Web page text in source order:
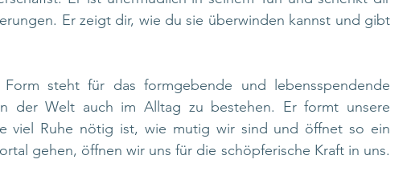
Er zeigt dir, wie du sie überwinden kannst und gibt
steht für das formgebende und lebensspendende
der Welt auch im Alltag zu bestehen. Er formt unsere
viel Ruhe nötig ist, wie mutig wir sind und öffnet so ein
gehen, öffnen wir uns für die schöpferische Kraft in uns.